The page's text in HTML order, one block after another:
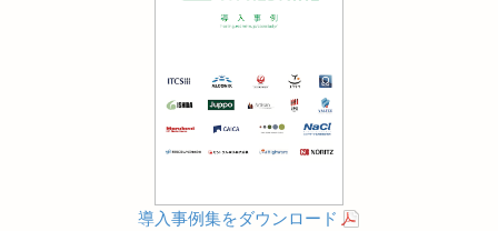
導入事例集をダウンロード